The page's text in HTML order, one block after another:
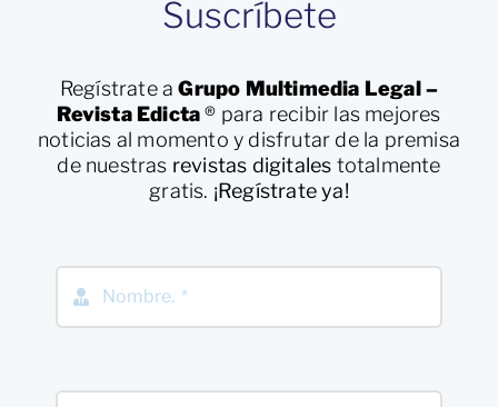
Suscríbete
Regístrate aGrupo Multimedia Legal –
Revista Edicta® para recibir las mejores
noticias al momento y disfrutar de la premisa
de nuestras revistas digitales totalmente
gratis. ¡Regístrate ya!